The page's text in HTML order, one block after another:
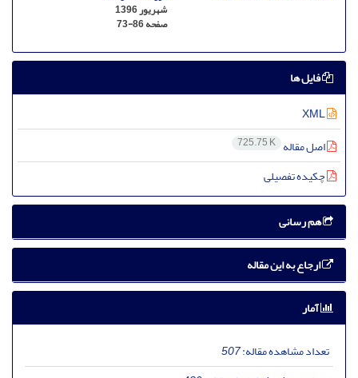
شهریور 1396
صفحه73-86
فایل ها
اصل مقاله 725.75 K
چکیده تفصیلی
هم رسانی
ارجاع به این مقاله
آمار
تعداد مشاهده مقاله:507